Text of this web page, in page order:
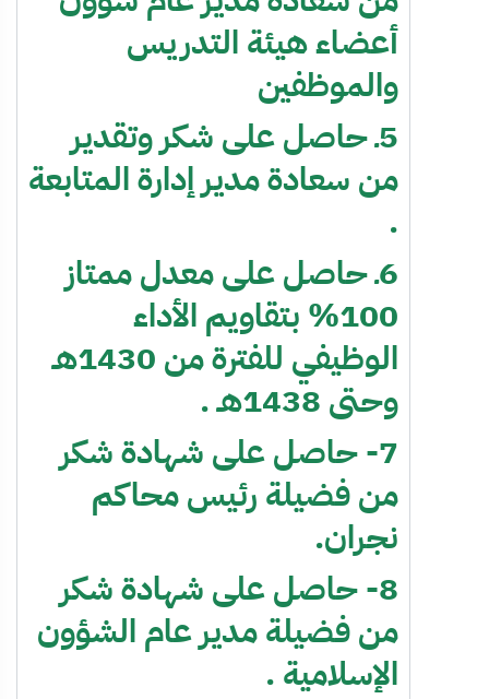
أعضاء هيئة التدريس
والموظفين
5ـ حاصل على شكر وتقدير
من سعادة مدير إدارة المتابعة
.
6ـ حاصل على معدل ممتاز
100% بتقاويم الأداء
الوظيفي للفترة من 1430هـ
وحتى 1438هـ .
7- حاصل على شهادة شكر
من فضيلة رئيس محاكم
نجران.
8- حاصل على شهادة شكر
من فضيلة مدير عام الشؤون
الإسلامية .